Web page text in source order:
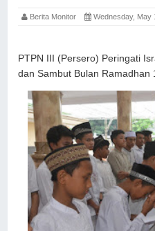
Berita Monitor Wednesday, May
PTPN III (Persero) Peringati
dan Sambut Bulan Ramadhan